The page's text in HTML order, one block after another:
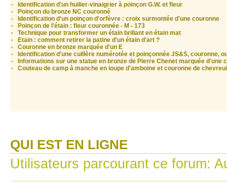
Identification d'un huilier-vinaigrier à poinçon G.W. et fleur
Poinçon du bronze NC couronné
Identification d'un poinçon d'orfèvre : croix surmontée d'une couronne
Poinçon de l'étain : fleur couronnée - M - 173
Technique pour transformer un étain brillant en étain mat
Etain : comment retirer la patine d'un étain d'art ?
Couronne en bronze marquée d'un E
Identification d'une cuillère numérotée et poinçonnée JS&S, couronne,
Informations sur une statue en bronze de Pierre Chenet marquée d'une
Couteau de camp à manche en loupe d'amboine et couronne de
QUI EST EN LIGNE
Utilisateurs parcourant ce forum: